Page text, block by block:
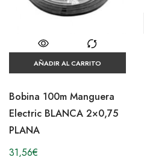
AÑADIR AL CARRITO
Bobina 100m Manguera
Electric BLANCA 2×0,75
PLANA
31,56€